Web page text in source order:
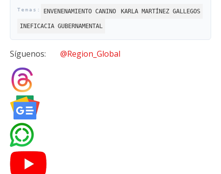
ENVENENAMIENTO CANINO KARLA MARTÍNEZ GALLEGOS
INEFICACIA GUBERNAMENTAL
Síguenos: @Region_Global